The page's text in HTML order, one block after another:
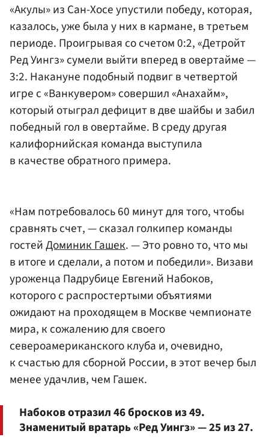
«Акулы» из Сан-Хосе упустили победу, которая,
казалось, уже была у них в кармане, в третьем
периоде. Проигрывая со счетом 0:2, «Детройт
Ред Уингз» сумели выйти вперед в овертайме —
3:2. Накануне подобный подвиг в четвертой
игре с «Ванкувером» совершил «Анахайм»,
который отыграл дефицит в две шайбы и забил
победный гол в овертайме. В среду другая
калифорнийская команда выступила
в качестве обратного примера.
«Нам потребовалось 60 минут для того, чтобы
сравнять счет, — сказал голкипер команды
гостейДоминик Гашек. — Это ровно то, что мы
в итоге и сделали, а потом и победили». Визави
уроженца Падрубице Евгений Набоков,
которого с распростертыми объятиями
ожидают на проходящем в Москве чемпионате
мира, к сожалению для своего
североамериканского клуба и, очевидно,
к счастью для сборной России, в этот вечер был
менее удачлив, чем Гашек.
Набоков отразил 46 бросков из 49.
Знаменитый вратарь «Ред Уингз» — 25 из 27.